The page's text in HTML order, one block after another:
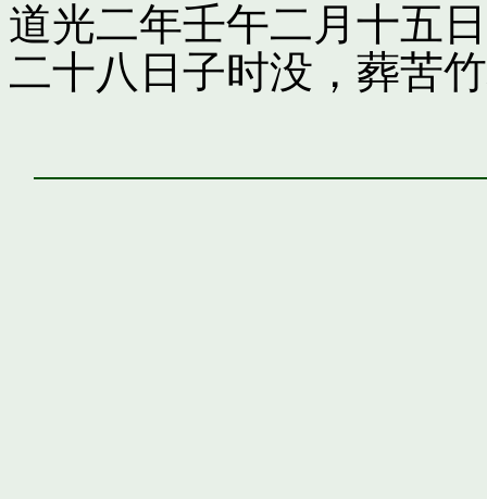
道光二年壬午二月十五
二十八日子时没，葬苦